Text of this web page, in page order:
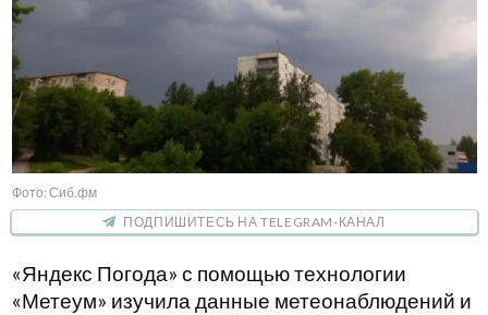
Фото: Сиб.фм
ПОДПИШИТЕСЬ НА TELEGRAM-КАНАЛ
«Яндекс Погода» с помощью технологии
«Метеум» изучила данные метеонаблюдений и